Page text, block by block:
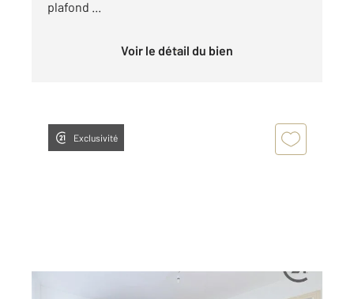
plafond ...
Voir le détail du bien
Exclusivité